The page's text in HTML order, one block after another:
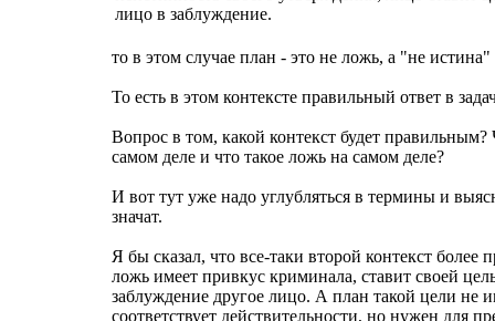
лицо в заблуждение.
то в этом случае план - это не ложь, а "не
То есть в этом контексте правильный ответ в
Вопрос в том, какой контекст будет правильным?
самом деле и что такое ложь на самом деле?
И вот тут уже надо углубляться в термины и
значат.
Я бы сказал, что все-таки второй контекст более
ложь имеет привкус криминала, ставит своей
заблуждение другое лицо. А план такой цели не
соответствует действительности, но нужен для